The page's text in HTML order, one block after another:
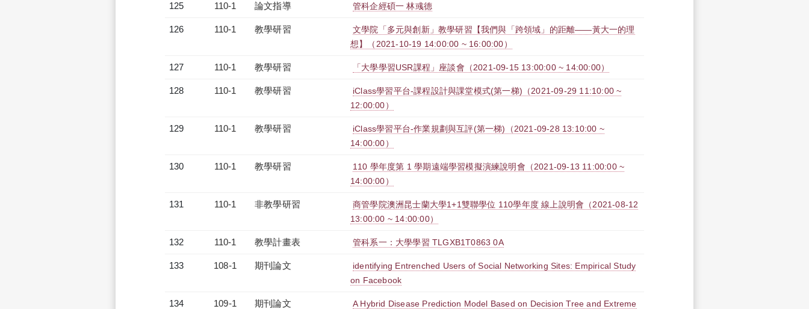
125 110-1 論文指導 管科企經碩一 林彧德
126 110-1 教學研習
文學院「多元與創新」教學研習【我們與「跨領域」的距離——黃大一的理
想】（2021-10-19 14:00:00 ~ 16:00:00）
127 110-1 教學研習 「大學學習USR課程」座談會（2021-09-15 13:00:00 ~ 14:00:00）
128 110-1 教學研習
iClass學習平台-課程設計與課堂模式(第一梯)（2021-09-29 11:10:00 ~
12:00:00）
129 110-1 教學研習
iClass學習平台-作業規劃與互評(第一梯)（2021-09-28 13:10:00 ~
14:00:00）
130 110-1 教學研習
110 學年度第 1 學期遠端學習模擬演練說明會（2021-09-13 11:00:00 ~
14:00:00）
131 110-1 非教學研習
商管學院澳洲昆士蘭大學1+1雙聯學位 110學年度 線上說明會（2021-08-12
13:00:00 ~ 14:00:00）
132 110-1 教學計畫表 管科系一：大學學習 TLGXB1T0863 0A
133 108-1 期刊論文
identifying Entrenched Users of Social Networking Sites: Empirical Study
on Facebook
134 109-1 期刊論文
A Hybrid Disease Prediction Model Based on Decision Tree and Extreme